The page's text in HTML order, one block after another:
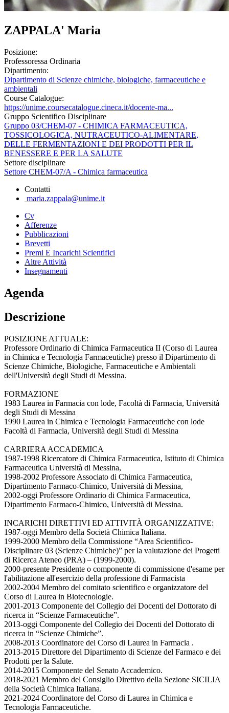
ZAPPALA' Maria
Posizione:
Professoressa Ordinaria
Dipartimento:
Dipartimento di Scienze chimiche, biologiche, farmaceutiche e
ambientali
Course Catalogue:
https://unime.coursecatalogue.cineca.it/docente-ma...
Gruppo Scientifico Disciplinare
Gruppo 03/CHEM-07 - CHIMICA FARMACEUTICA,
TOSSICOLOGICA, NUTRACEUTICO-ALIMENTARE,
DELLE FERMENTAZIONI E DEI PRODOTTI PER IL
BENESSERE E PER LA SALUTE
Settore disciplinare
Settore CHEM-07/A - Chimica farmaceutica
Contatti
maria.zappala@unime.it
Cv
Afferenze
Pubblicazioni
Brevetti
Premi E Incarichi Scientifici
Altre Attività
Insegnamenti
Agenda
Descrizione
POSIZIONE ATTUALE:
Professore Ordinario di Chimica Farmaceutica II (Corso di Laurea
in Chimica e Tecnologia Farmaceutiche) presso il Dipartimento di
Scienze Chimiche, Biologiche, Farmaceutiche e Ambientali
dell'Università degli Studi di Messina.
FORMAZIONE
1983 Laurea in Farmacia con lode, Facoltà di Farmacia, Università
degli Studi di Messina
1990 Laurea in Chimica e Tecnologia Farmaceutiche con lode
Facoltà di Farmacia, Università degli Studi di Messina
CARRIERA ACCADEMICA
1987-1998 Ricercatore di Chimica Farmaceutica, Istituto di Chimica
Farmaceutica Università di Messina,
1998-2002 Professore Associato di Chimica Farmaceutica,
Dipartimento Farmaco-Chimico, Università di Messina,
2002-oggi Professore Ordinario di Chimica Farmaceutica,
Dipartimento Farmaco-Chimico, Università di Messina.
INCARICHI DIRETTIVI ED ATTIVITÀ ORGANIZZATIVE:
1987-oggi Membro della Società Chimica Italiana.
1999-2000 Membro della Commissione “Area Scientifico-
Disciplinare 03 (Scienze Chimiche)” per la valutazione dei Progetti
di Ricerca Ateneo (PRA) – (1999-2000).
2000-presente Presidente o componente di commissione d'esame per
l'abilitazione all'esercizio della professione di Farmacista
2002-2004 Membro del comitato scientifico e organizzatore del
Corso di Laurea in Biotecnologie.
2001-2013 Componente del Collegio dei Docenti del Dottorato di
ricerca in “Scienze Farmaceutiche”.
2013-oggi Componente del Collegio dei Docenti del Dottorato di
ricerca in “Scienze Chimiche”.
2008-2013 Coordinatore del Corso di Laurea in Farmacia .
2013-2015 Direttore del Dipartimento di Scienze del Farmaco e dei
Prodotti per la Salute.
2014-2015 Componente del Senato Accademico.
2018-2021 Membro del Consiglio Direttivo della Sezione SICILIA
della Società Chimica Italiana.
2021-2024 Coordinatore del Corso di Laurea in Chimica e
Tecnologia Farmaceutiche.